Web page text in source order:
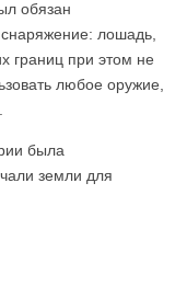
обязан
снаряжение: лошадь,
границ при этом не
любое оружие,
была
земли для